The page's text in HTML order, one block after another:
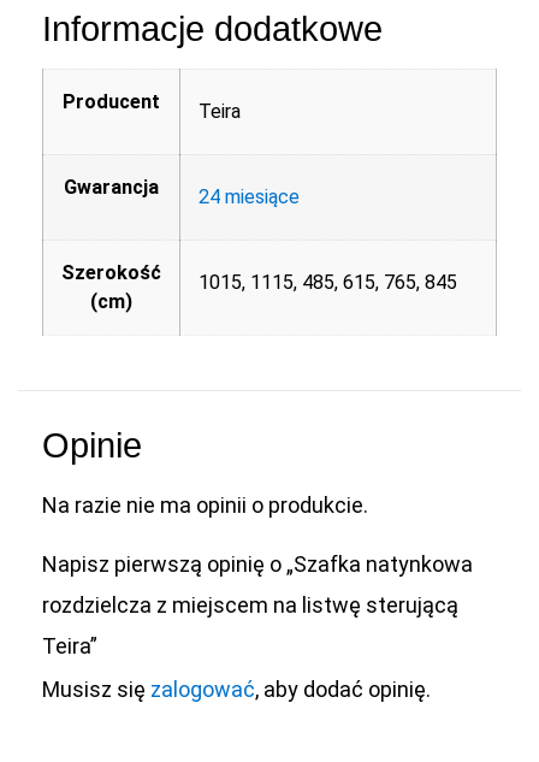
Informacje dodatkowe
Producent Teira
Gwarancja 24 miesiące
Szerokość
(cm)
1015, 1115, 485, 615, 765, 845
Opinie
Na razie nie ma opinii o produkcie.
Napisz pierwszą opinię o „Szafka natynkowa
rozdzielcza z miejscem na listwę sterującą
Teira”
Musisz się zalogować, aby dodać opinię.